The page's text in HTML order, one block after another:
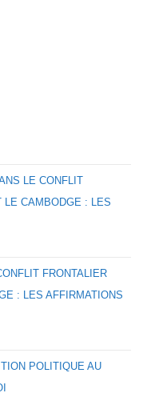
LE CONFLIT
LE CAMBODGE : LES
FRONTALIER
: LES AFFIRMATIONS
POLITIQUE AU